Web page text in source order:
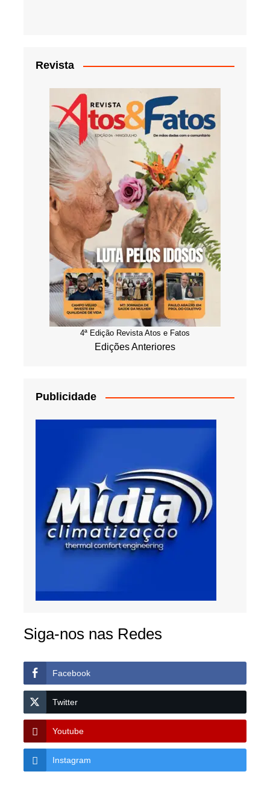
Revista
4ª Edição Revista Atos e Fatos
Edições Anteriores
Publicidade
Siga-nos nas Redes
Facebook
Twitter
Youtube
Instagram